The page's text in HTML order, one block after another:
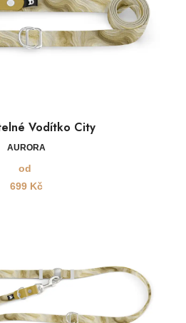
Vodítko City
AURORA
od
699 Kč